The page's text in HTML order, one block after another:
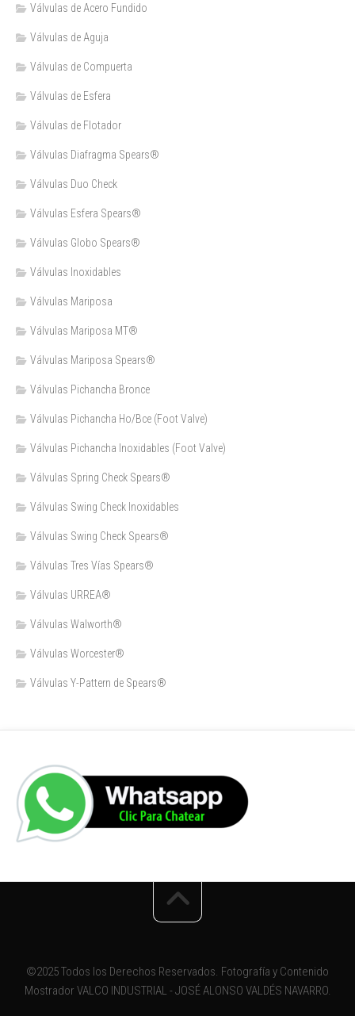
Válvulas de Acero Fundido
Válvulas de Aguja
Válvulas de Compuerta
Válvulas de Esfera
Válvulas de Flotador
Válvulas Diafragma Spears®️
Válvulas Duo Check
Válvulas Esfera Spears®
Válvulas Globo Spears®
Válvulas Inoxidables
Válvulas Mariposa
Válvulas Mariposa MT®
Válvulas Mariposa Spears®
Válvulas Pichancha Bronce
Válvulas Pichancha Ho/Bce (Foot Valve)
Válvulas Pichancha Inoxidables (Foot Valve)
Válvulas Spring Check Spears®
Válvulas Swing Check Inoxidables
Válvulas Swing Check Spears®
Válvulas Tres Vías Spears®
Válvulas URREA®
Válvulas Walworth®
Válvulas Worcester®
Válvulas Y-Pattern de Spears®️
©2025 Todos los Derechos Reservados. Fotografía y Contenido
Mostrador VALCO INDUSTRIAL - JOSÉ ALONSO VALDÉS NAVARRO.